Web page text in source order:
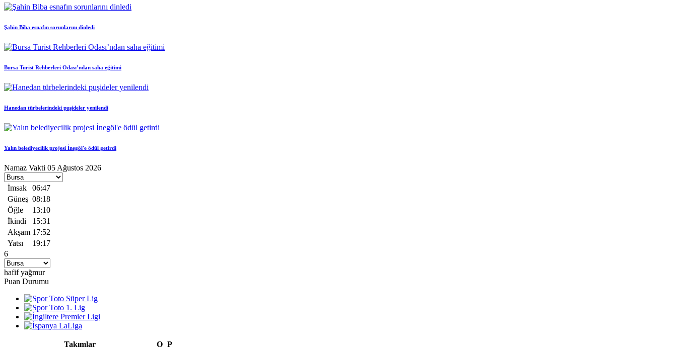
Şahin Biba esnafın sorunlarını dinledi
Bursa Turist Rehberleri Odası’ndan saha eğitimi
Hanedan türbelerindeki puşideler yenilendi
Yalın belediyecilik projesi İnegöl'e ödül getirdi
Namaz Vakti 05 Ağustos 2026
İmsak
06:47
Güneş 08:18
Öğle
13:10
İkindi
15:31
Akşam 17:52
Yatsı
19:17
6
hafif yağmur
Puan Durumu
Takımlar O P